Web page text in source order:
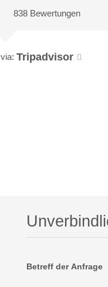
838 Bewertungen
via: Tripadvisor
Betreff der Anfrage